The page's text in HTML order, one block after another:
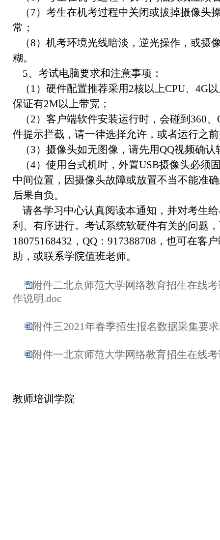
（7）考生在机考过程中关闭或拔掉摄像头
常；
（8）机考环境光线暗淡，逆光操作，或摄
糊。
5、考试电脑要求和注意事项：
（1）硬件配置推荐采用2核以上CPU、4G
保证有2M以上带宽；
（2）客户端软件安装运行时，会碰到360
件提示拦截，请一律选择允许，或者运行之
（3）摄像头如无图像，请先用QQ视频确认
（4）使用台式机时，外置USB摄像头必须
中间位置，因摄像头故障或放置不当不能准
后果自负。
请各学习中心认真阅读本通知，并对考生
利、有序进行。考试系统软硬件有关的问题
18075168432，QQ：917388708，也可在客
助，或联系学院值班老师。
附件二北京师范大学网络教育招生在线
作说明.doc
附件三2021年春季招生报名数据采集要
附件一北京师范大学网络教育招生在线
教师培训学院